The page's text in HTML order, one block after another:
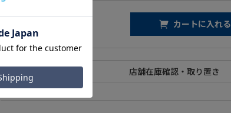
カートに入れる